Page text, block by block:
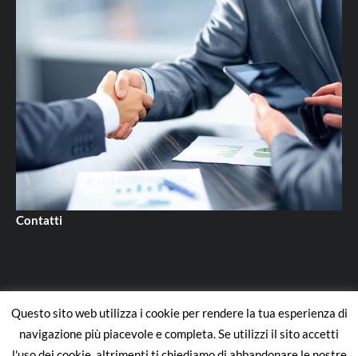
Contatti
Contatti
Questo sito web utilizza i cookie per rendere la tua esperienza di
navigazione più piacevole e completa. Se utilizzi il sito accetti